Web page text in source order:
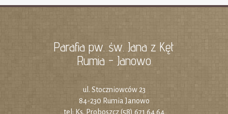
Parafia pw. św. Jana z Kęt
Rumia - Janowo
ul. Stoczniowców 23
84-230 Rumia Janowo
tel: Ks. Proboszcz (58) 671 64 64